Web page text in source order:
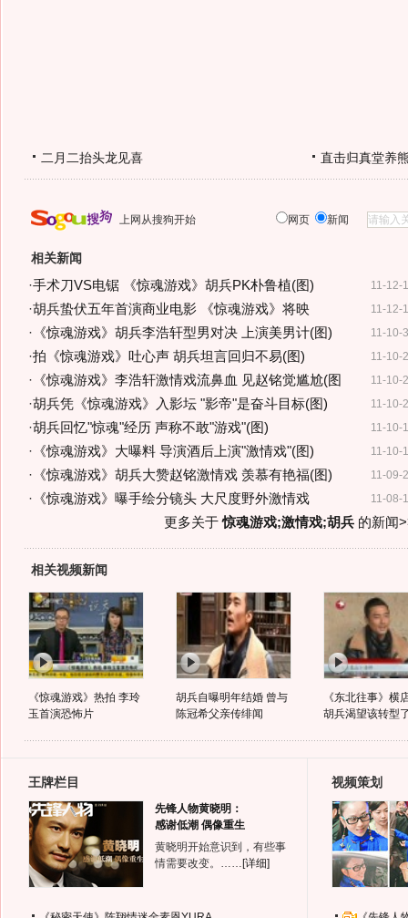
二月二抬头龙见喜 直击归真堂养
上网从搜狗开始 网页 新闻
相关新闻
11-12-
·手术刀VS电锯 《惊魂游戏》胡兵PK朴鲁植(图)
11-12-
·胡兵蛰伏五年首演商业电影 《惊魂游戏》将映
11-10-
· 《惊魂游戏》胡兵李浩轩型男对决 上演美男计(图)
11-10-
·拍《惊魂游戏》吐心声 胡兵坦言回归不易(图)
11-10-
· 《惊魂游戏》李浩轩激情戏流鼻血 见赵铭觉尴尬(图
11-10-
·胡兵凭《惊魂游戏》入影坛 "影帝"是奋斗目标(图)
11-10-
·胡兵回忆"惊魂"经历 声称不敢"游戏"(图)
11-10-
· 《惊魂游戏》大曝料 导演酒后上演"激情戏"(图)
11-09-
· 《惊魂游戏》胡兵大赞赵铭激情戏 羡慕有艳福(图)
11-08-
· 《惊魂游戏》曝手绘分镜头 大尺度野外激情戏
更多关于惊魂游戏;激情戏;胡兵的新闻
相关视频新闻
《惊魂游戏》热拍 李玲
玉首演恐怖片
胡兵自曝明年结婚 曾与
陈冠希父亲传绯闻
《东北往事》横
胡兵渴望该转型
王牌栏目
先锋人物黄晓明：
感谢低潮 偶像重生
黄晓明开始意识到，有些事
情需要改变。…… [详细]
视频策划